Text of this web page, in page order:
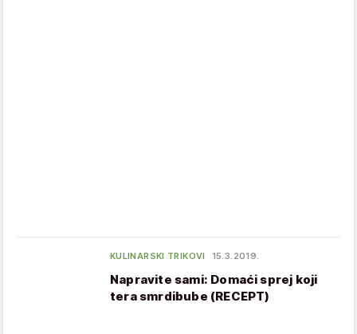
KULINARSKI TRIKOVI 15.3.2019.
Napravite sami: Domaći sprej koji
tera smrdibube (RECEPT)